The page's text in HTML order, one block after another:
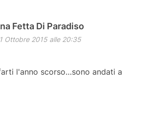
Fetta Di Paradiso
Ottobre 2015 alle 20:35
l'anno scorso…sono andati a